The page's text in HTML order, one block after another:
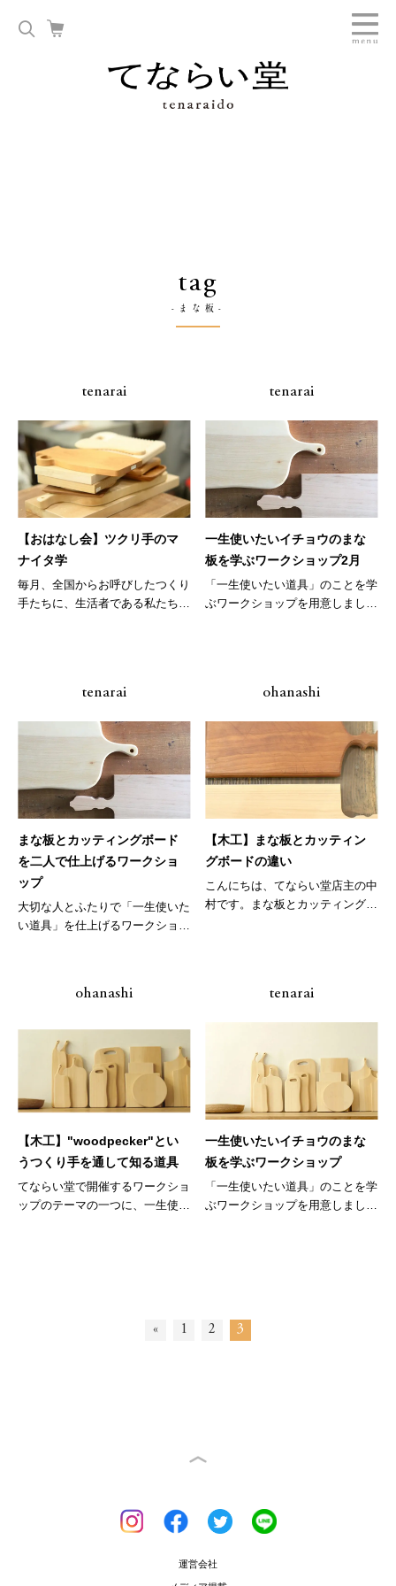
tag
-まな板-
tenarai
【おはなし会】ツクリ手のマ
ナイタ学
毎月、全国からお呼びしたつくり
手たちに、生活者である私たちが
tenarai
一生使いたいイチョウのまな
板を学ぶワークショップ2月
「一生使いたい道具」のことを学
ぶワークショップを用意しまし
tenarai
まな板とカッティングボード
を二人で仕上げるワークショ
ップ
大切な人とふたりで「一生使いた
い道具」を仕上げるワークショッ
ohanashi
【木工】まな板とカッティン
グボードの違い
こんにちは、てならい堂店主の中
村です。まな板とカッティングボ
ohanashi
【木工】"woodpecker"とい
うつくり手を通して知る道具
てならい堂で開催するワークショ
ップのテーマの一つに、一生使い
tenarai
一生使いたいイチョウのまな
板を学ぶワークショップ
「一生使いたい道具」のことを学
ぶワークショップを用意しまし
« 1 2 3
運営会社